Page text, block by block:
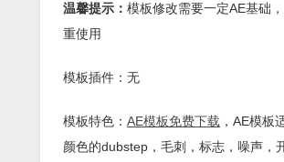
温馨提示： 模板修改需要一定AE基础
重使用
模板插件：无
模板特色： AE模板免费下载 ，AE模板
颜色的dubstep，毛刺，标志，噪声，